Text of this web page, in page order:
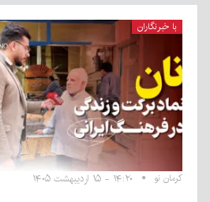
با خبرنگاران
کرمان نو ۱۴:۲۰ - ۱۵ اردیبهشت ۱۴۰۵